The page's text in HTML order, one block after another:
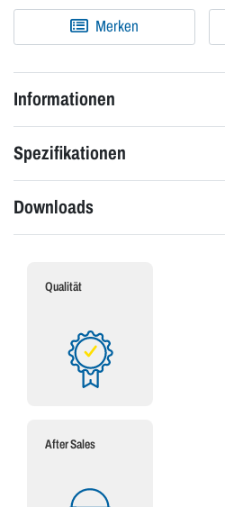
Merken
Informationen
Spezifikationen
Downloads
Qualität
After Sales